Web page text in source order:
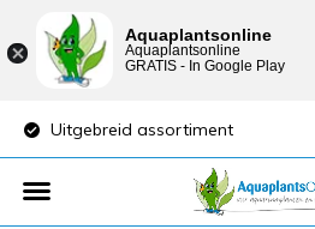
Uitgebreid assortiment
Aquaplantsonline
Aquaplantsonline
GRATIS - In Google Play